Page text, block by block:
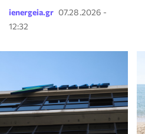
ienergeia.gr 07.28.2026 -
12:32